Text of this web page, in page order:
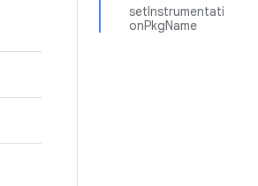
setInstrumentati
onPkgName